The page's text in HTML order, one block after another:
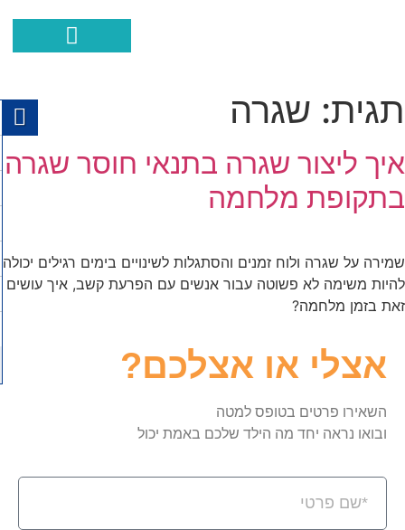
תגית: שגרה
איך ליצור שגרה בתנאי חוסר שגרה
בתקופת מלחמה
שמירה על שגרה ולוח זמנים והסתגלות לשינויים בימים רגילים יכולה
להיות משימה לא פשוטה עבור אנשים עם הפרעת קשב, איך עושים
זאת בזמן מלחמה?
אצלי או אצלכם?
השאירו פרטים בטופס למטה
ובואו נראה יחד מה הילד שלכם באמת יכול